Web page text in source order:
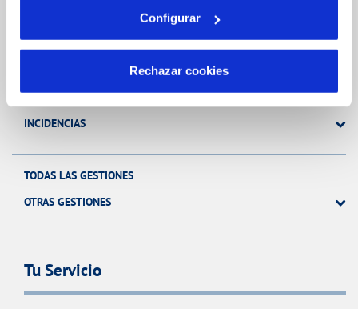
Configurar
Rechazar cookies
FACTURAS, PAGOS Y CONSUMOS
MODIFICACIÓN DE DATOS
INCIDENCIAS
TODAS LAS GESTIONES
OTRAS GESTIONES
Tu Servicio